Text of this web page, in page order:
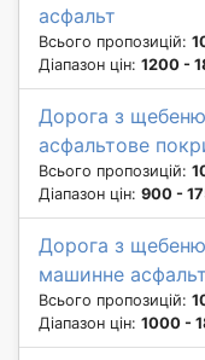
асфальт
Всього пропозицій:
Діапазон цін: 1200 -
Дорога з
асфальтове
Всього пропозицій:
Діапазон цін: 900 -
Дорога з
машинне
Всього пропозицій:
Діапазон цін: 1000 -